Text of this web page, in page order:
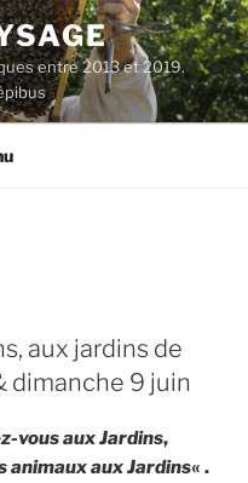
entre 2013 et 2019.
aux jardins de
dimanche 9 juin
vous aux Jardins,
animaux aux Jardins« .